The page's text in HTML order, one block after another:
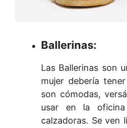
Ballerinas:
Las Ballerinas son
mujer debería
son cómodas,
usar en la
calzadoras. Se ven